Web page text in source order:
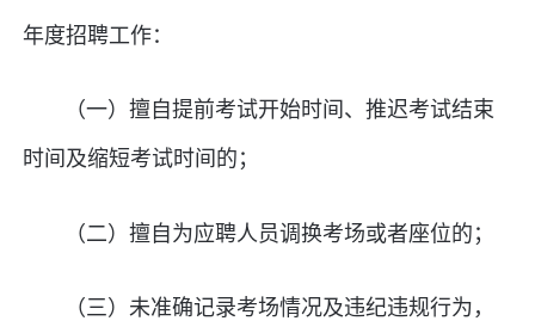
年度招聘工作：
（一）擅自提前考试开始时间、推迟考试结束
时间及缩短考试时间的；
（二）擅自为应聘人员调换考场或者座位的；
（三）未准确记录考场情况及违纪违规行为，